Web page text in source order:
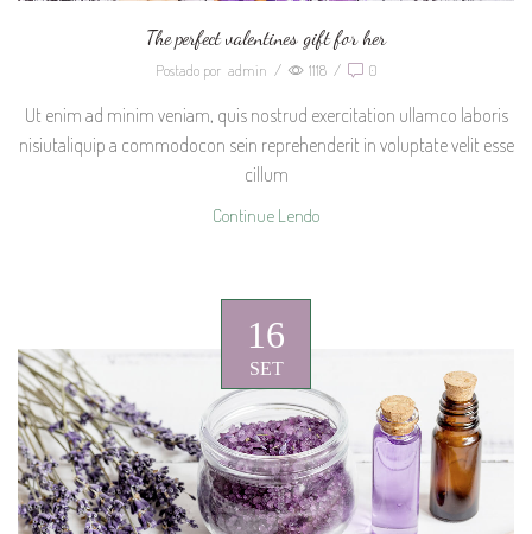
The perfect valentines gift for her
Postado por admin / 1118 / 0
Ut enim ad minim veniam, quis nostrud exercitation ullamco laboris
nisiutaliquip a commodocon sein reprehenderit in voluptate velit esse
cillum
Continue Lendo
16
SET